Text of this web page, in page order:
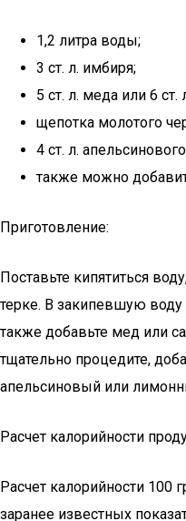
1,2 литра воды;
3 ст. л. имбиря;
5 ст. л. меда или 6 ст.
щепотка молотого
4 ст. л.
также можно
Приготовление:
Поставьте кипятиться
терке. В закипевшую воду
также добавьте мед или
тщательно процедите,
апельсиновый или
Расчет калорийности
Расчет калорийности 100
заранее известных